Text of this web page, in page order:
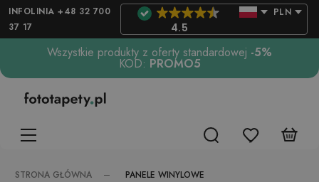
INFOLINIA +48 32 700
37 17
4.5
PLN
Wszystkie produkty z oferty standardowej -5%
KOD: PROMO5
STRONA GŁÓWNA
PANELE WINYLOWE